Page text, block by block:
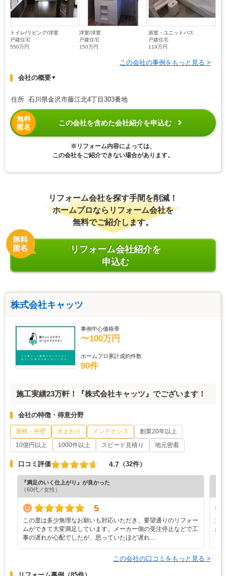
トイレ/リビング/洋室
戸建住宅
550万円
洋室/洋室
戸建住宅
150万円
浴室・ユニットバス
戸建住宅
119万円
この会社の事例をもっと見る >
会社の概要▼
住所 石川県金沢市藤江北4丁目303番地
無料
匿名
この会社を含めた会社紹介を申込む
※リフォーム内容によっては、
この会社をご紹介できない場合があります。
リフォーム会社を探す手間を削減！
ホームプロならリフォーム会社を
無料でご紹介します。
リフォーム会社紹介を
申込む
株式会社キャッツ
事例中心価格帯
〜100万円
ホームプロ累計成約件数
90件
施工実績23万軒！『株式会社キャッツ』でございます！
会社の特徴・得意分野
屋根・外壁 水まわり メンテナンス
創業20年以上
10億円以上
1000件以上 スピード見積り 地元密着
口コミ評価 4.7 （32件）
『満足のいく仕上がり』が良かった
（60代／女性）
5
この度は多少無理なお願いも対応いただき、要望通りのリフォー
ムができて大変満足しています。メーカー側の受注停止などで工
事の遅れが心配でしたが、思っていたほど遅れ…
大
か
この会社の口コミをもっと見る >